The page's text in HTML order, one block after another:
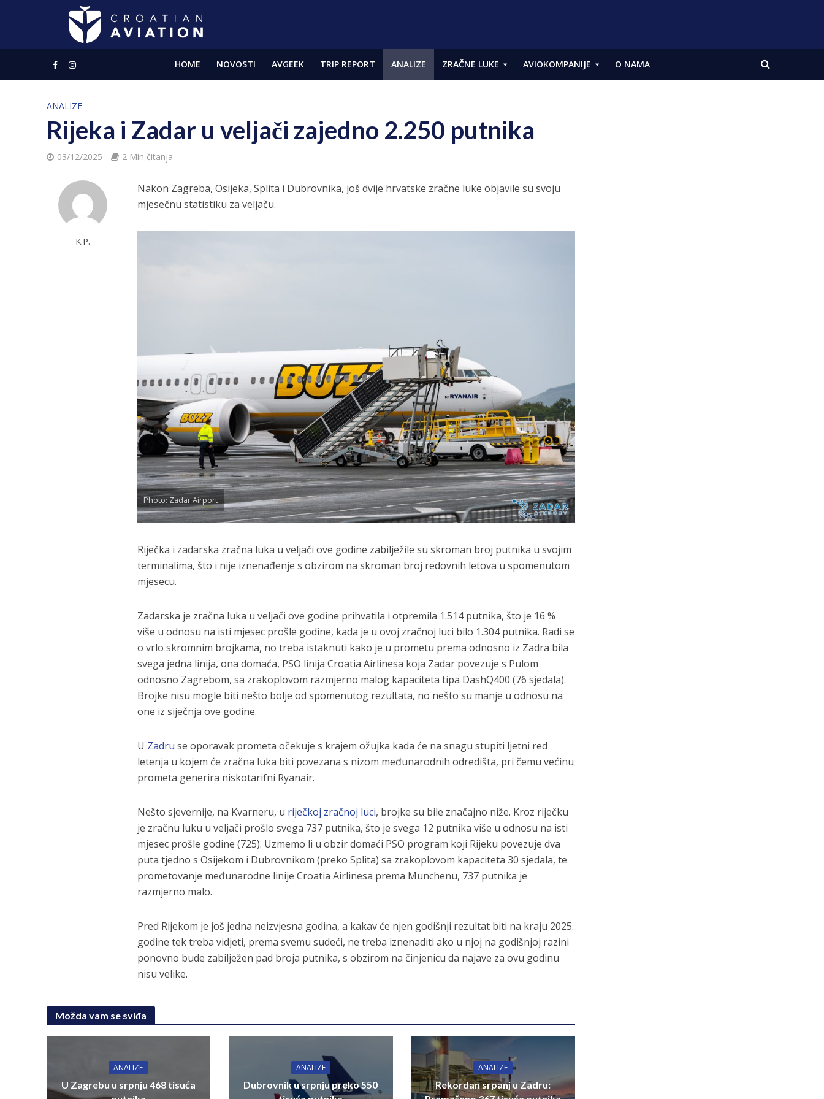
HOME NOVOSTI AVGEEK TRIP REPORT ANALIZE ZRAČNE LUKE AVIOKOMPANIJE O NAMA
ANALIZE
Rijeka i Zadar u veljači zajedno 2.250 putnika
03/12/2025 2 Min čitanja
K.P.
Nakon Zagreba, Osijeka, Splita i Dubrovnika, još dvije hrvatske zračne luke objavile su svoju
mjesečnu statistiku za veljaču.
Photo: Zadar Airport
Riječka i zadarska zračna luka u veljači ove godine zabilježile su skroman broj putnika u svojim
terminalima, što i nije iznenađenje s obzirom na skroman broj redovnih letova u spomenutom
mjesecu.
Zadarska je zračna luka u veljači ove godine prihvatila i otpremila 1.514 putnika, što je 16 %
više u odnosu na isti mjesec prošle godine, kada je u ovoj zračnoj luci bilo 1.304 putnika. Radi se
o vrlo skromnim brojkama, no treba istaknuti kako je u prometu prema odnosno iz Zadra bila
svega jedna linija, ona domaća, PSO linija Croatia Airlinesa koja Zadar povezuje s Pulom
odnosno Zagrebom, sa zrakoplovom razmjerno malog kapaciteta tipa DashQ400 (76 sjedala).
Brojke nisu mogle biti nešto bolje od spomenutog rezultata, no nešto su manje u odnosu na
one iz siječnja ove godine.
U Zadruse oporavak prometa očekuje s krajem ožujka kada će na snagu stupiti ljetni red
letenja u kojem će zračna luka biti povezana s nizom međunarodnih odredišta, pri čemu većinu
prometa generira niskotarifni Ryanair.
Nešto sjevernije, na Kvarneru, u riječkoj zračnoj luci, brojke su bile značajno niže. Kroz riječku
je zračnu luku u veljači prošlo svega 737 putnika, što je svega 12 putnika više u odnosu na isti
mjesec prošle godine (725). Uzmemo li u obzir domaći PSO program koji Rijeku povezuje dva
puta tjedno s Osijekom i Dubrovnikom (preko Splita) sa zrakoplovom kapaciteta 30 sjedala, te
prometovanje međunarodne linije Croatia Airlinesa prema Munchenu, 737 putnika je
razmjerno malo.
Pred Rijekom je još jedna neizvjesna godina, a kakav će njen godišnji rezultat biti na kraju 2025.
godine tek treba vidjeti, prema svemu sudeći, ne treba iznenaditi ako u njoj na godišnjoj razini
ponovno bude zabilježen pad broja putnika, s obzirom na činjenicu da najave za ovu godinu
nisu velike.
Možda vam se sviđa
ANALIZE
U Zagrebu u srpnju 468 tisuća
ANALIZE
Dubrovnik u srpnju preko 550
ANALIZE
Rekordan srpanj u Zadru: